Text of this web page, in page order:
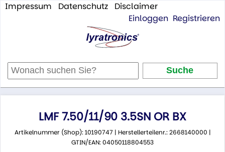
Impressum Datenschutz
Disclaimer
Einloggen Registrieren
LMF 7.50/11/90 3.5SN OR BX
Artikelnummer (Shop): 10190747 | Herstellerteilenr.: 2668140000 |
GTIN/EAN: 04050118804553